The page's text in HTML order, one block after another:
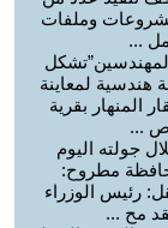
وملفات
...
هندسية لمعاينة
المنهار بقرية
...
جولته اليوم
مطروح:
رئيس الوزراء
مح ...